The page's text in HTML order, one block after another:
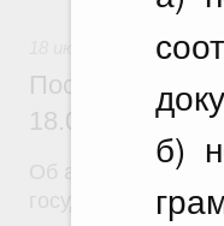
б)
18.07.2026 г. №
Об авансировании
государственных